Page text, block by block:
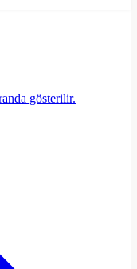
gösterilir.